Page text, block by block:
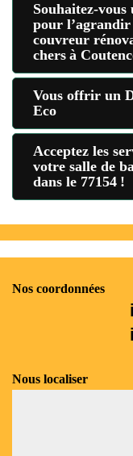
Souhaitez-
pour
couvreur
chers à
Vous offrir un
Eco
Acceptez les
votre salle de
dans le 77154 !
Nos coordonnées
Nous localiser